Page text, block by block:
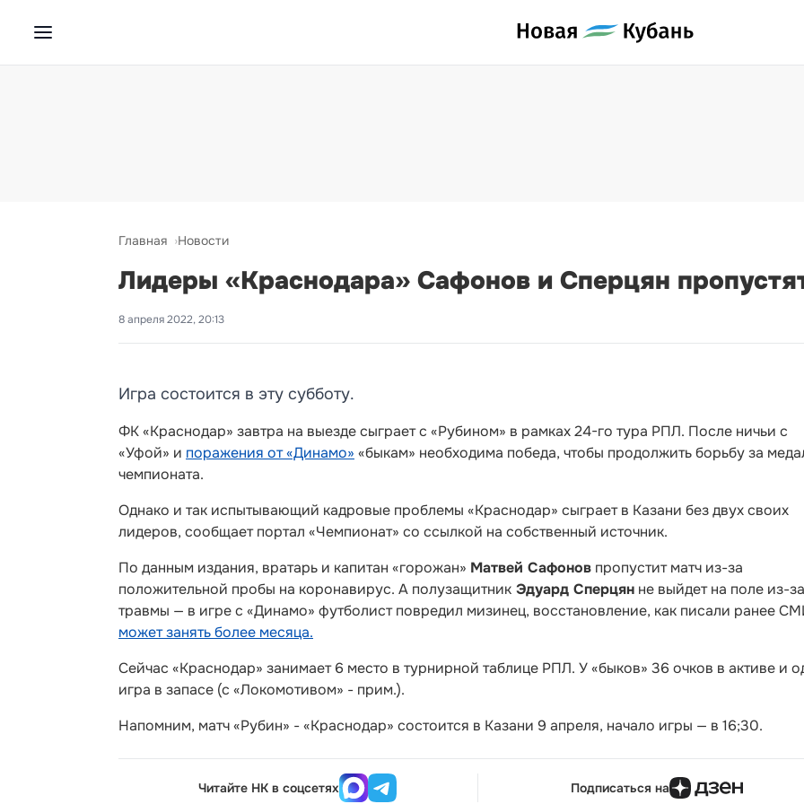
Главная Новости
Лидеры «Краснодара» Сафонов и Сперцян
8 апреля 2022, 20:13
Игра состоится в эту субботу.
ФК «Краснодар» завтра на выезде сыграет с «Рубином» в рамках 24-го тура РПЛ. После ничьи с
«Уфой» и поражения от «Динамо» «быкам» необходима победа, чтобы продолжить борьбу за
чемпионата.
Однако и так испытывающий кадровые проблемы «Краснодар» сыграет в Казани без двух своих
лидеров, сообщает портал «Чемпионат» со ссылкой на собственный источник.
По данным издания, вратарь и капитан «горожан» Матвей Сафонов пропустит матч из-за
положительной пробы на коронавирус. А полузащитник Эдуард Сперцян не выйдет на поле из-за
травмы — в игре с «Динамо» футболист повредил мизинец, восстановление, как писали ранее
может занять более месяца.
Сейчас «Краснодар» занимает 6 место в турнирной таблице РПЛ. У «быков» 36 очков в активе и
игра в запасе (с «Локомотивом» - прим.).
Напомним, матч «Рубин» - «Краснодар» состоится в Казани 9 апреля, начало игры — в 16;30.
Читайте НК в соцсетях Подписаться на